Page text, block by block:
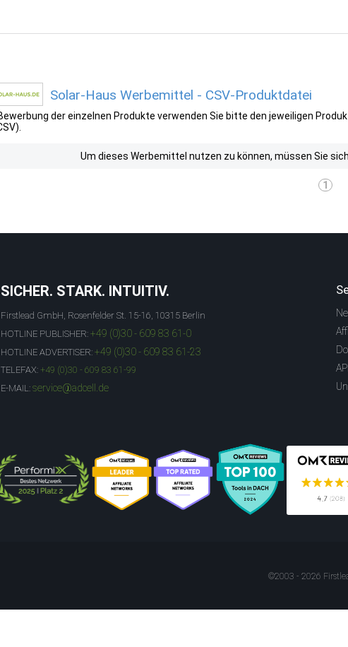
Solar-Haus Werbemittel - CSV-Produktdatei
der einzelnen Produkte verwenden Sie bitte den jeweiligen
Um dieses Werbemittel nutzen zu können, müssen Sie
1
SICHER. STARK. INTUITIV.
Firstlead GmbH, Rosenfelder St. 15-16, 10315 Berlin
HOTLINE PUBLISHER: +49 (0)30 - 609 83 61-0
HOTLINE ADVERTISER: +49 (0)30 - 609 83 61-23
TELEFAX: +49 (0)30 - 609 83 61-99
E-MAIL: service@adcell.de
API
©2003 - 2026